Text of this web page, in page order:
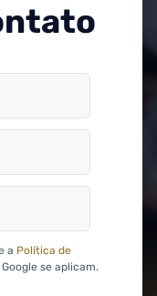
a Política de
se aplicam.